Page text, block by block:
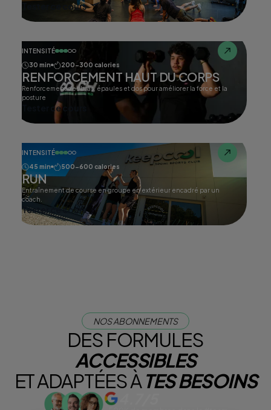
Tester ce cours
INTENSITÉ
30 min
200-300 calories
RENFORCEMENT HAUT DU CORPS
Renforcement des bras, épaules et dos pour améliorer la force et la
posture
Tester ce cours
INTENSITÉ
45 min
500-600 calories
RUN
Entraînement de course en groupe en extérieur encadré par un
coach.
Tester ce cours
NOS ABONNEMENTS
DES FORMULES
ACCESSIBLES
ET ADAPTÉES ÀTES BESOINS